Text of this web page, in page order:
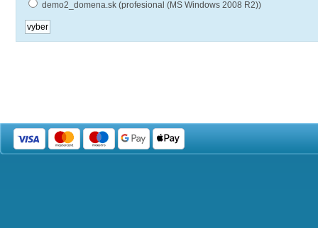
demo2_domena.sk (profesional (MS Windows 2008 R2))